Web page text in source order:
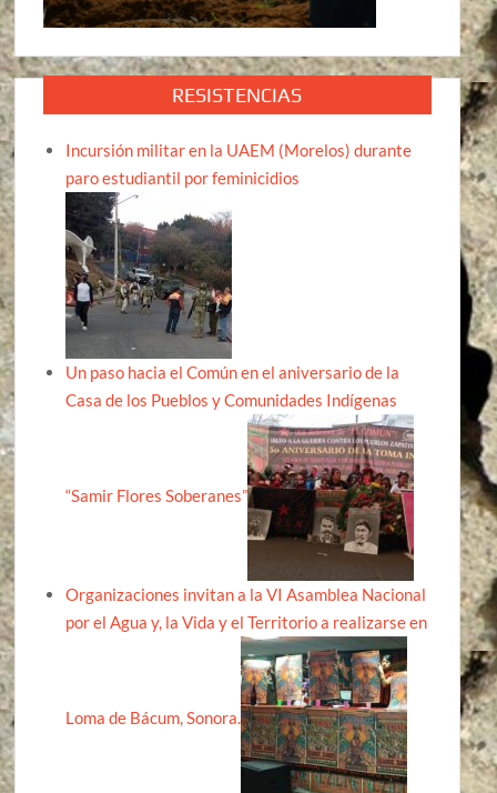
RESISTENCIAS
Incursión militar en la UAEM (Morelos) durante
paro estudiantil por feminicidios
Un paso hacia el Común en el aniversario de la
Casa de los Pueblos y Comunidades Indígenas
“Samir Flores Soberanes”
Organizaciones invitan a la VI Asamblea Nacional
por el Agua y, la Vida y el Territorio a realizarse en
Loma de Bácum, Sonora.